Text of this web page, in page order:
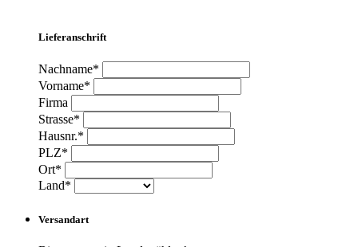
Lieferanschrift
Nachname*
Vorname*
Firma
Strasse*
Hausnr.*
PLZ*
Ort*
Land*
Versandart